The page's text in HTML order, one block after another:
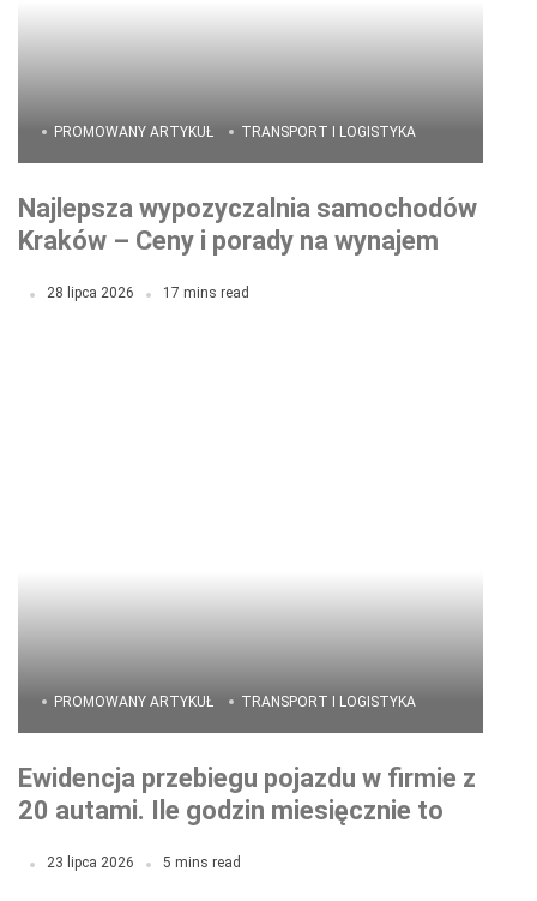
PROMOWANY ARTYKUŁ TRANSPORT I LOGISTYKA
Najlepsza wypozyczalnia samochodów
Kraków – Ceny i porady na wynajem
28 lipca 2026 17 mins read
PROMOWANY ARTYKUŁ TRANSPORT I LOGISTYKA
Ewidencja przebiegu pojazdu w firmie z
20 autami. Ile godzin miesięcznie to
23 lipca 2026 5 mins read